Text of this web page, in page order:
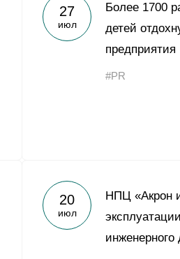
27
июл
Более 1700
детей
предприятия
#PR
20
июл
НПЦ «Акрон
инженерного